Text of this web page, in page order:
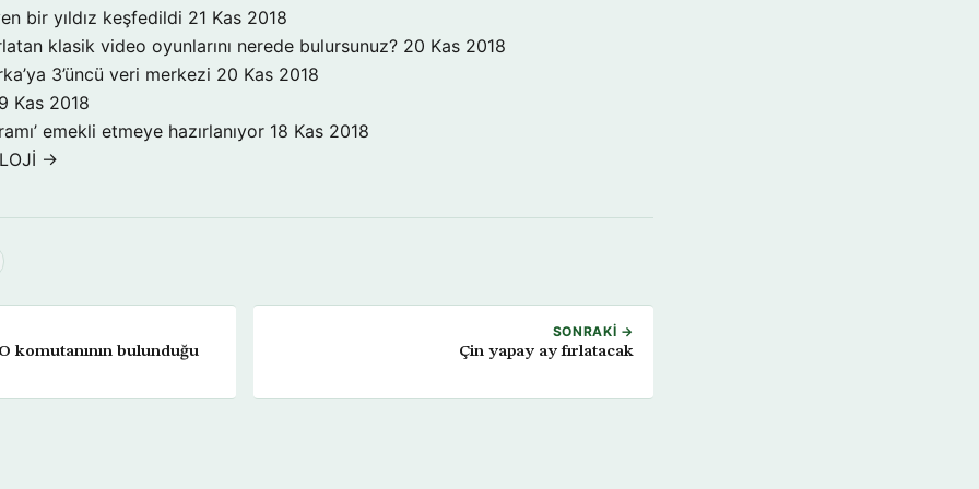
bir yıldız keşfedildi 21 Kas 2018
klasik video oyunlarını nerede bulursunuz? 20 Kas 2018
3’üncü veri merkezi 20 Kas 2018
Kas 2018
emekli etmeye hazırlanıyor 18 Kas 2018
→
komutanının bulunduğu
SONRAKI →
Çin yapay ay fırlatacak